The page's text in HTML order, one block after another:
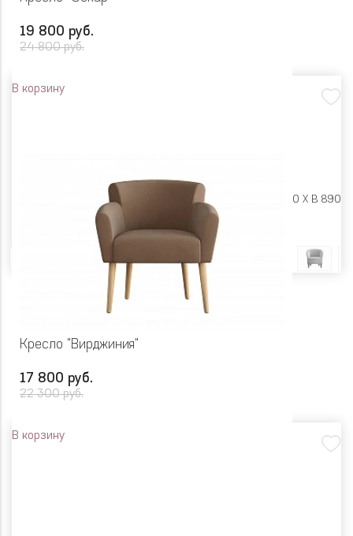
19 800 руб.
24 800 руб.
В корзину
Ш 890 X Г 840 X В 890
Кресло "Вирджиния"
17 800 руб.
22 300 руб.
В корзину